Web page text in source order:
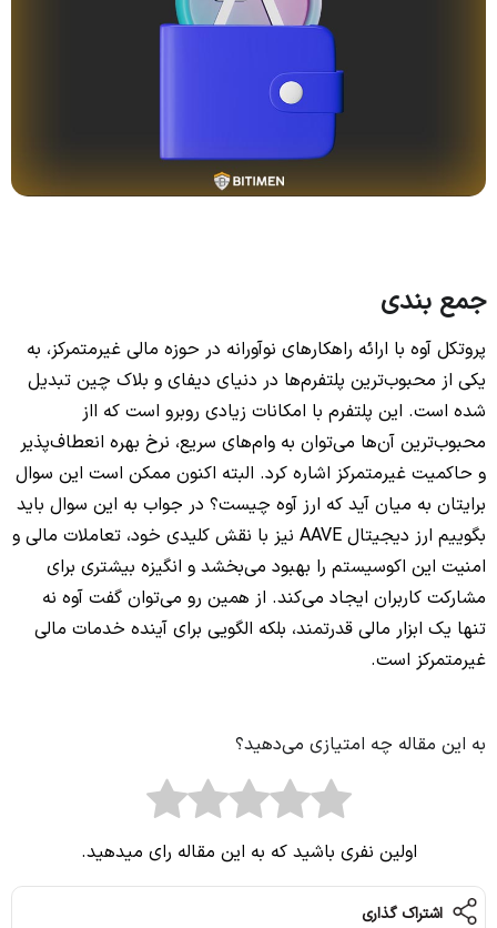
جمع بندی
پروتکل آوه با ارائه راهکارهای نوآورانه در حوزه مالی غیرمتمرکز، به
یکی از محبوب‌ترین پلتفرم‌ها در دنیای دیفای و بلاک چین تبدیل
شده است. این پلتفرم با امکانات زیادی روبرو است که ااز
محبوب‌ترین آن‌ها می‌توان به وام‌های سریع، نرخ بهره انعطاف‌پذیر
و حاکمیت غیرمتمرکز اشاره کرد. البته اکنون ممکن است این سوال
برایتان به میان آید که ارز آوه چیست؟ در جواب به این سوال باید
بگوییم ارز دیجیتال AAVE نیز با نقش کلیدی خود، تعاملات مالی و
امنیت این اکوسیستم را بهبود می‌بخشد و انگیزه بیشتری برای
مشارکت کاربران ایجاد می‌کند. از همین رو می‌توان گفت آوه نه
تنها یک ابزار مالی قدرتمند، بلکه الگویی برای آینده خدمات مالی
غیرمتمرکز است.
به این مقاله چه امتیازی می‌دهید؟
اولین نفری باشید که به این مقاله رای میدهید.
اشتراک گذاری